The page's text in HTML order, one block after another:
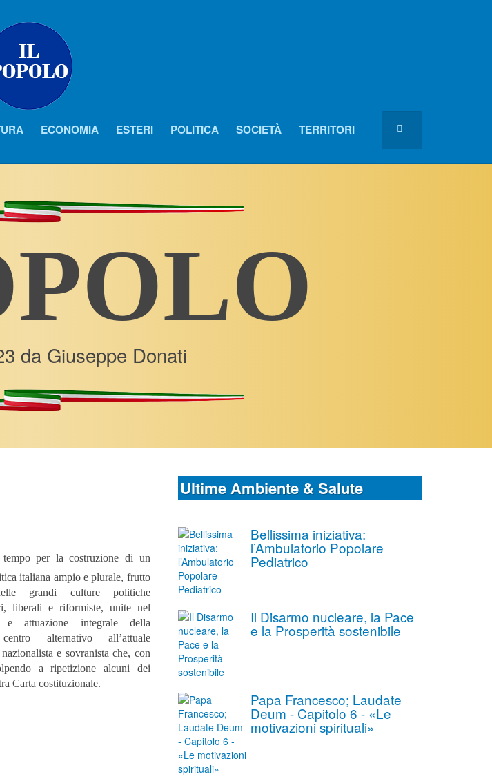
ECONOMIA ESTERI POLITICA SOCIETÀ TERRITORI
da Giuseppe Donati
per la costruzione di un
italiana ampio e plurale, frutto
grandi culture politiche
liberali e riformiste, unite nel
attuazione integrale della
alternativo all’attuale
e sovranista che, con
a ripetizione alcuni dei
Carta costituzionale.
Ultime Ambiente & Salute
Bellissima iniziativa:
l’Ambulatorio Popolare
Pediatrico
Il Disarmo nucleare, la Pace
e la Prosperità sostenibile
Papa Francesco; Laudate
Deum - Capitolo 6 - «Le
motivazioni spirituali»